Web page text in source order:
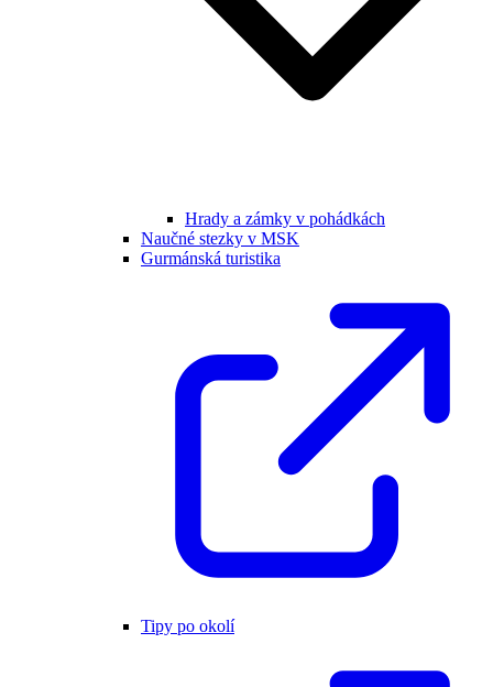
Hrady a zámky v pohádkách
Naučné stezky v MSK
Gurmánská turistika
Tipy po okolí